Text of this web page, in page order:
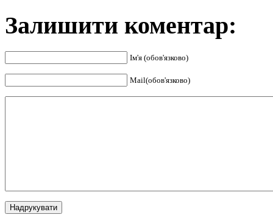
Залишити коментар:
Ім'я (обов'язково)
Mail(обов'язково)